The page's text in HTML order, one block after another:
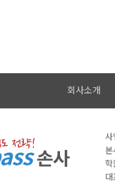
회사소개